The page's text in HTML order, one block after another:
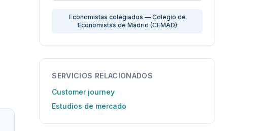
Economistas colegiados — Colegio de
Economistas de Madrid (CEMAD)
SERVICIOS RELACIONADOS
Customer journey
Estudios de mercado